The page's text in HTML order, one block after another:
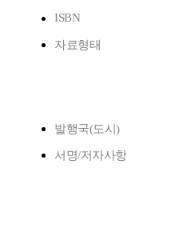
ISBN
자료형태
발행국(도시)
서명/저자사항